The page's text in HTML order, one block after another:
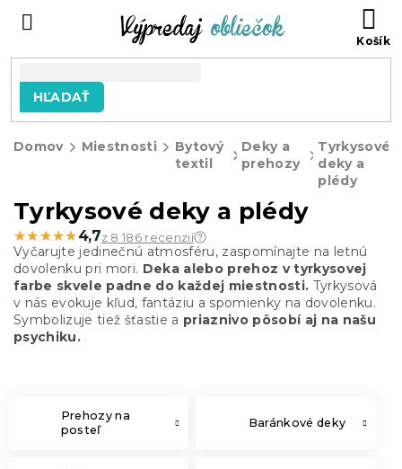
HĽADAŤ
Domov Miestnosti
Bytový
textil
Deky a
prehozy
Tyrkysové
deky a
plédy
Tyrkysové deky a plédy
★★★★★
★★★★★ 4,7z 8 186 recenzií
Vyčarujte jedinečnú atmosféru, zaspomínajte na letnú
dovolenku pri mori. Deka alebo prehoz v tyrkysovej
farbe skvele padne do každej miestnosti. Tyrkysová
v nás evokuje kľud, fantáziu a spomienky na dovolenku.
Symbolizuje tiež šťastie a priaznivo pôsobí aj na našu
psychiku.
Prehozy na
posteľ
Baránkové deky